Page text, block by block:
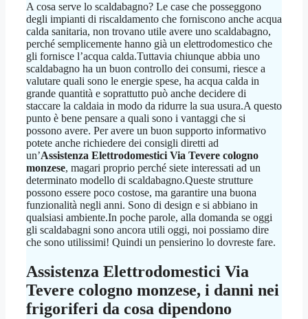
A cosa serve lo scaldabagno? Le case che posseggono
degli impianti di riscaldamento che forniscono anche acqua
calda sanitaria, non trovano utile avere uno scaldabagno,
perché semplicemente hanno già un elettrodomestico che
gli fornisce l’acqua calda.Tuttavia chiunque abbia uno
scaldabagno ha un buon controllo dei consumi, riesce a
valutare quali sono le energie spese, ha acqua calda in
grande quantità e soprattutto può anche decidere di
staccare la caldaia in modo da ridurre la sua usura.A questo
punto è bene pensare a quali sono i vantaggi che si
possono avere. Per avere un buon supporto informativo
potete anche richiedere dei consigli diretti ad
un’Assistenza Elettrodomestici Via Tevere cologno
monzese, magari proprio perché siete interessati ad un
determinato modello di scaldabagno.Queste strutture
possono essere poco costose, ma garantire una buona
funzionalità negli anni. Sono di design e si abbiano in
qualsiasi ambiente.In poche parole, alla domanda se oggi
gli scaldabagni sono ancora utili oggi, noi possiamo dire
che sono utilissimi! Quindi un pensierino lo dovreste fare.
Assistenza Elettrodomestici Via
Tevere cologno monzese, i danni nei
frigoriferi da cosa dipendono